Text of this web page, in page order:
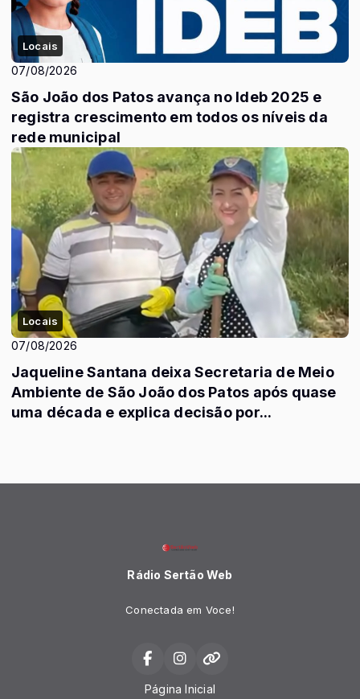
Locais
07/08/2026
São João dos Patos avança no Ideb 2025 e
registra crescimento em todos os níveis da
rede municipal
Locais
07/08/2026
Jaqueline Santana deixa Secretaria de Meio
Ambiente de São João dos Patos após quase
uma década e explica decisão por...
Rádio Sertão Web
Conectada em Voce!
Página Inicial